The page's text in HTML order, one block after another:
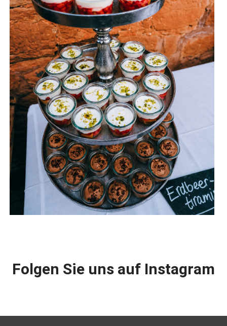
Folgen Sie uns auf Instagram